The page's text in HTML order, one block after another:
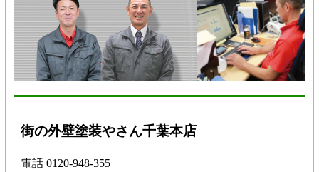
街の外壁塗装やさん千葉本店
電話 0120-948-355